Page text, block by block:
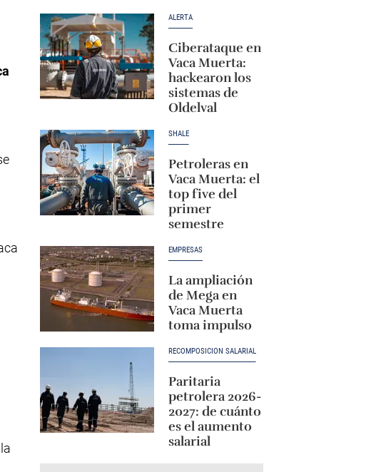
ALERTA
Ciberataque en
Vaca Muerta:
hackearon los
sistemas de
Oldelval
SHALE
Petroleras en
Vaca Muerta: el
top five del
primer
semestre
EMPRESAS
La ampliación
de Mega en
Vaca Muerta
toma impulso
RECOMPOSICIÓN SALARIAL
Paritaria
petrolera 2026-
2027: de cuánto
es el aumento
salarial